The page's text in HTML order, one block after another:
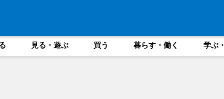
見る・遊ぶ 買う 暮らす・働く 学ぶ